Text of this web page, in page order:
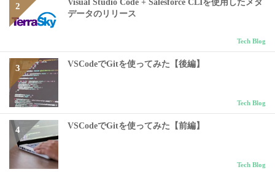
Visual Studio Code + Salesforce CLIを使用したメタ
データのリリース
Tech Blog
VSCodeでGitを使ってみた【後編】
Tech Blog
VSCodeでGitを使ってみた【前編】
Tech Blog